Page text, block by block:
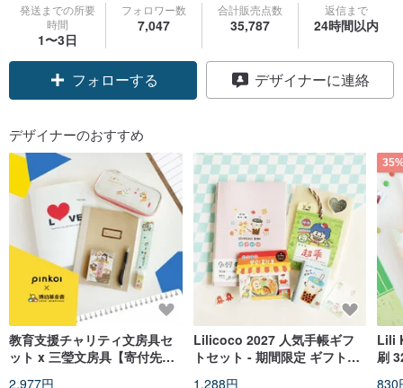
発送までの所要
時間
1〜3日
フォロワー数
7,047
合計販売点数
35,787
返信まで
24時間以内
フォローする デザイナーに連絡
デザイナーのおすすめ
教育支援チャリティ文房具セ
ット x 三瑩文房具【寄付先：
2,977円
Lilicoco 2027 人気手帳ギフ
トセット - 期間限定 ギフトパ
1,288円
Lili
刷
830